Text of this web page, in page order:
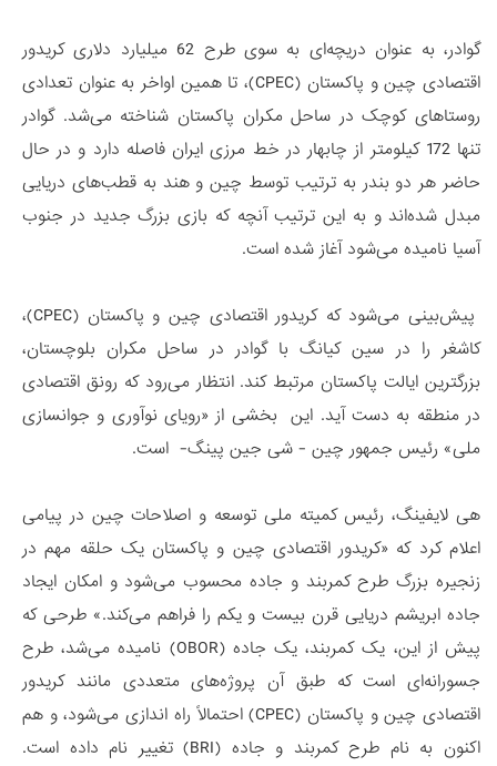
گوادر، به عنوان دریچه­‌ای به سوی طرح 62 میلیارد دلاری کریدور
اقتصادی چین و پاکستان (CPEC)، تا همین اواخر به عنوان تعدادی
روستاهای کوچک در ساحل مکران پاکستان شناخته می­‌شد. گوادر
تنها 172 کیلومتر از چابهار در خط مرزی ایران فاصله دارد و در حال
حاضر هر دو بندر به ترتیب توسط چین و هند به قطب­‌های دریایی
مبدل شده‌اند و به این ترتیب آنچه که بازی بزرگ جدید در جنوب
آسیا نامیده می­‌شود آغاز شده است.
پیش­‌بینی می­‌شود که کریدور اقتصادی چین و پاکستان (CPEC)،
کاشغر را در سین­ کیانگ با گوادر در ساحل مکران بلوچستان،
بزرگترین ایالت پاکستان مرتبط کند. انتظار می­‌رود که رونق اقتصادی
در منطقه به دست آید. این بخشی از «رویای نوآوری و جوان­سازی
ملی» رئیس جمهور چین - شی جین پینگ- است.
هی لایفینگ، رئیس کمیته ملی توسعه و اصلاحات چین در پیامی
اعلام کرد که «کریدور اقتصادی چین و پاکستان یک حلقه مهم در
زنجیره بزرگ طرح کمربند و جاده محسوب می­‌شود و امکان ایجاد
جاده ابریشم دریایی قرن بیست و یکم را فراهم می­‌کند.» طرحی که
پیش از این، یک کمربند، یک جاده (OBOR) نامیده می­‌شد، طرح
جسورانه­‌ای است که طبق آن پروژه­‌های متعددی مانند کریدور
اقتصادی چین و پاکستان (CPEC) احتمالاً راه­ اندازی می­‌شود، و هم
اکنون به نام طرح کمربند و جاده (BRI) تغییر نام داده است.